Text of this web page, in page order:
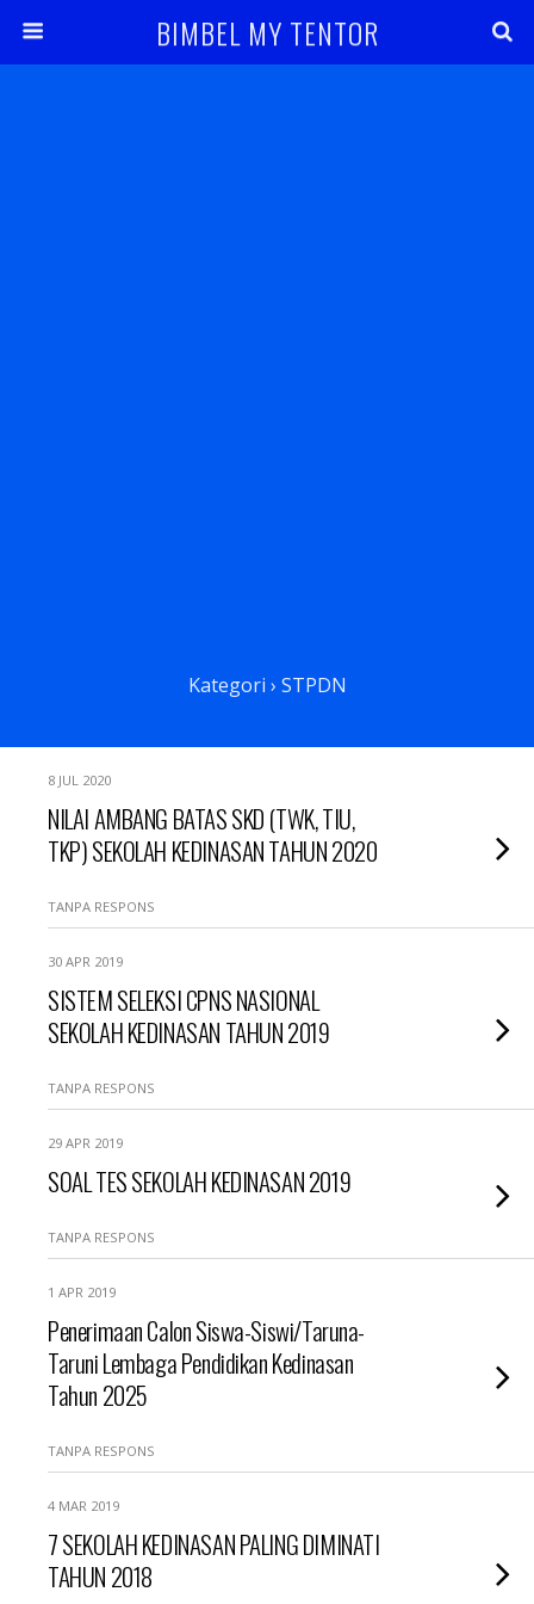
BIMBEL MY TENTOR
Kategori › STPDN
8 JUL 2020
NILAI AMBANG BATAS SKD (TWK, TIU,
TKP) SEKOLAH KEDINASAN TAHUN 2020
TANPA RESPONS
30 APR 2019
SISTEM SELEKSI CPNS NASIONAL
SEKOLAH KEDINASAN TAHUN 2019
TANPA RESPONS
29 APR 2019
SOAL TES SEKOLAH KEDINASAN 2019
TANPA RESPONS
1 APR 2019
Penerimaan Calon Siswa-Siswi/Taruna-
Taruni Lembaga Pendidikan Kedinasan
Tahun 2025
TANPA RESPONS
4 MAR 2019
7 SEKOLAH KEDINASAN PALING DIMINATI
TAHUN 2018